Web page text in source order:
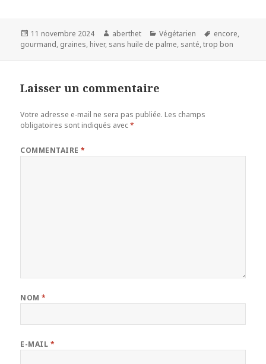
Publié
le
11 novembre 2024 Auteur
aberthet Catégories
Végétarien
Mots-
clés
encore,
gourmand, graines, hiver, sans huile de palme, santé,trop bon
Laisser un commentaire
Votre adresse e-mail ne sera pas publiée. Les champs
obligatoires sont indiqués avec*
COMMENTAIRE*
NOM*
E-MAIL *